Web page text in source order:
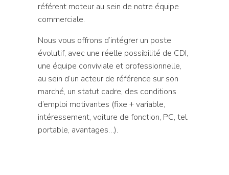
référent moteur au sein de notre équipe
commerciale.
Nous vous offrons d’intégrer un poste
évolutif, avec une réelle possibilité de CDI,
une équipe conviviale et professionnelle,
au sein d’un acteur de référence sur son
marché, un statut cadre, des conditions
d’emploi motivantes (fixe + variable,
intéressement, voiture de fonction, PC, tel.
portable, avantages…).